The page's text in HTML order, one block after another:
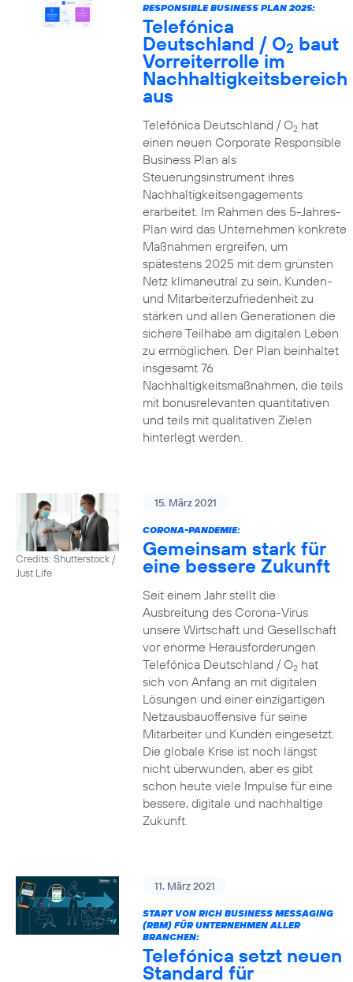
RESPONSIBLE BUSINESS PLAN 2025:
Telefónica
Deutschland / O2 baut
Vorreiterrolle im
Nachhaltigkeitsbereich
aus
Telefónica Deutschland / O2hat
einen neuen Corporate Responsible
Business Plan als
Steuerungsinstrument ihres
Nachhaltigkeitsengagements
erarbeitet. Im Rahmen des 5-Jahres-
Plan wird das Unternehmen konkrete
Maßnahmen ergreifen, um
spätestens 2025 mit dem grünsten
Netz klimaneutral zu sein, Kunden-
und Mitarbeiterzufriedenheit zu
stärken und allen Generationen die
sichere Teilhabe am digitalen Leben
zu ermöglichen. Der Plan beinhaltet
insgesamt 76
Nachhaltigkeitsmaßnahmen, die teils
mit bonusrelevanten quantitativen
und teils mit qualitativen Zielen
hinterlegt werden.
Credits: Shutterstock /
Just Life
15. März 2021
CORONA-PANDEMIE:
Gemeinsam stark für
eine bessere Zukunft
Seit einem Jahr stellt die
Ausbreitung des Corona-Virus
unsere Wirtschaft und Gesellschaft
vor enorme Herausforderungen.
Telefónica Deutschland / O2hat
sich von Anfang an mit digitalen
Lösungen und einer einzigartigen
Netzausbauoffensive für seine
Mitarbeiter und Kunden eingesetzt.
Die globale Krise ist noch längst
nicht überwunden, aber es gibt
schon heute viele Impulse für eine
bessere, digitale und nachhaltige
Zukunft.
11. März 2021
START VON RICH BUSINESS MESSAGING
(RBM) FÜR UNTERNEHMEN ALLER
BRANCHEN:
Telefónica setzt neuen
Standard für